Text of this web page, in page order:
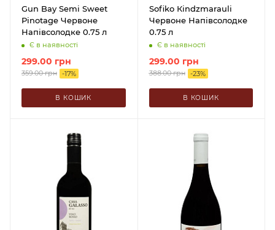
Gun Bay Semi Sweet
Pinotage Червоне
Напівсолодке 0.75 л
Є в наявності
299.00 грн
359.00грн -17%
В КОШИК
Sofiko Кindzmarauli
Червоне Напівсолодке
0.75 л
Є в наявності
299.00 грн
388.00грн -23%
В КОШИК